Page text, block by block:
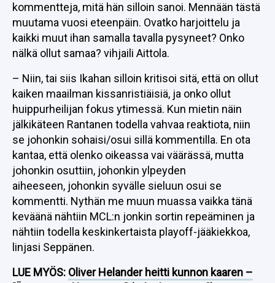
kommentteja, mitä hän silloin sanoi. Mennään tästä
muutama vuosi eteenpäin. Ovatko harjoittelu ja
kaikki muut ihan samalla tavalla pysyneet? Onko
nälkä ollut samaa? vihjaili Aittola.
– Niin, tai siis Ikahan silloin kritisoi sitä, että on ollut
kaiken maailman kissanristiäisiä, ja onko ollut
huippurheilijan fokus ytimessä. Kun mietin näin
jälkikäteen Rantanen todella vahvaa reaktiota, niin
se johonkin sohaisi/osui sillä kommentilla. En ota
kantaa, että olenko oikeassa vai väärässä, mutta
johonkin osuttiin, johonkin ylpeyden
aiheeseen, johonkin syvälle sieluun osui se
kommentti. Nythän me muun muassa vaikka tänä
keväänä nähtiin MCL:n jonkin sortin repeäminen ja
nähtiin todella keskinkertaista playoff-jääkiekkoa,
linjasi Seppänen.
LUE MYÖS: Oliver Helander heitti kunnon kaaren –